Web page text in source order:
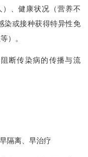
、健康状况（营养不
染或接种获得特异性免
）。
断传染病的传播与流
隔离、早治疗